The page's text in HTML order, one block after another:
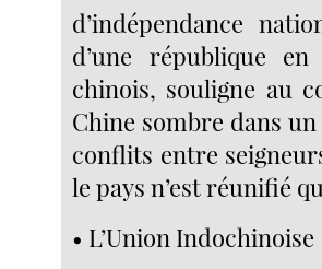
d’indépendance
d’une république
chinois, souligne au
Chine sombre dans
conflits entre
le pays n’est réunifié
• L’Union Indochinoise